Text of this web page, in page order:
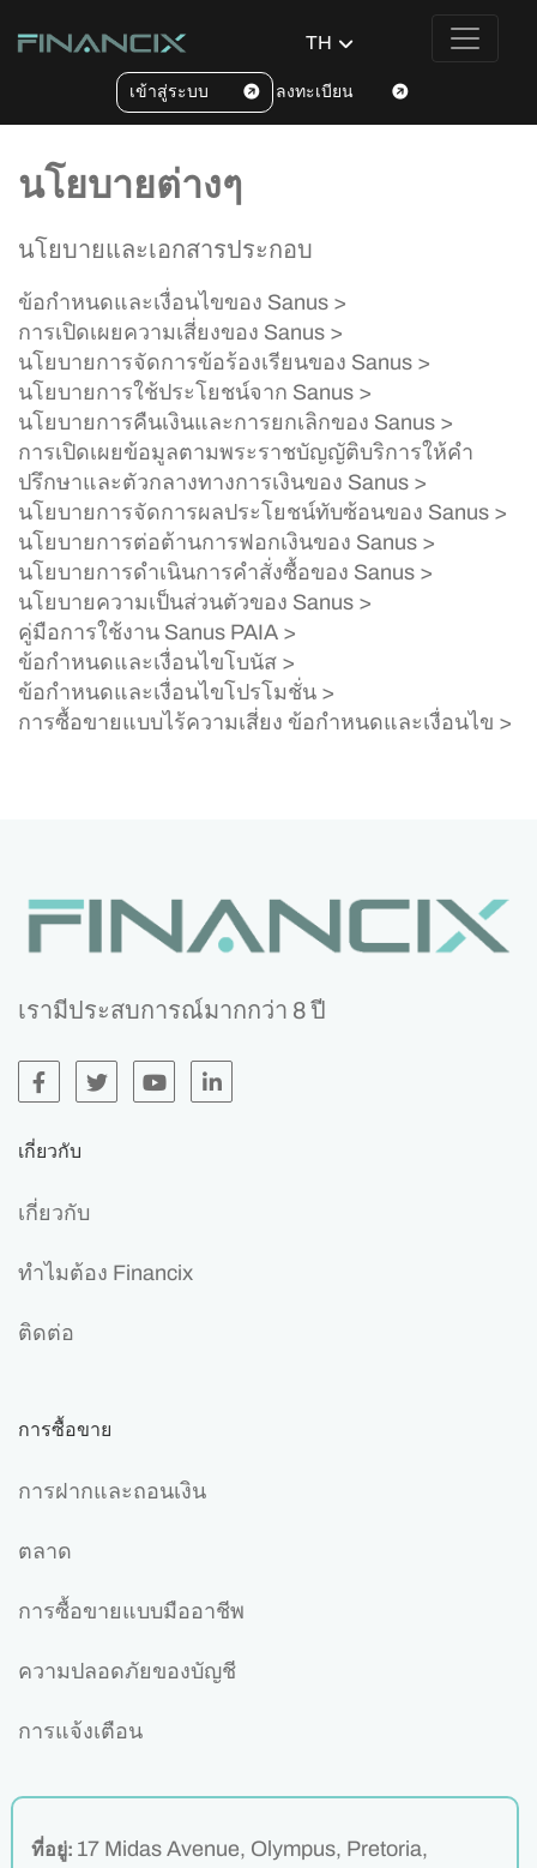
TH
เข้าสู่ระบบ ลงทะเบียน
นโยบายต่างๆ
นโยบายและเอกสารประกอบ
ข้อกำหนดและเงื่อนไขของ Sanus >
การเปิดเผยความเสี่ยงของ Sanus >
นโยบายการจัดการข้อร้องเรียนของ Sanus >
นโยบายการใช้ประโยชน์จาก Sanus >
นโยบายการคืนเงินและการยกเลิกของ Sanus >
การเปิดเผยข้อมูลตามพระราชบัญญัติบริการให้คำ
ปรึกษาและตัวกลางทางการเงินของ Sanus >
นโยบายการจัดการผลประโยชน์ทับซ้อนของ Sanus >
นโยบายการต่อต้านการฟอกเงินของ Sanus >
นโยบายการดำเนินการคำสั่งซื้อของ Sanus >
นโยบายความเป็นส่วนตัวของ Sanus >
คู่มือการใช้งาน Sanus PAIA >
ข้อกำหนดและเงื่อนไขโบนัส >
ข้อกำหนดและเงื่อนไขโปรโมชั่น >
การซื้อขายแบบไร้ความเสี่ยง ข้อกำหนดและเงื่อนไข >
เรามีประสบการณ์มากกว่า 8 ปี
เกี่ยวกับ
เกี่ยวกับ
ทำไมต้อง Financix
ติดต่อ
การซื้อขาย
การฝากและถอนเงิน
ตลาด
การซื้อขายแบบมืออาชีพ
ความปลอดภัยของบัญชี
การแจ้งเตือน
ที่อยู่: 17 Midas Avenue, Olympus, Pretoria,